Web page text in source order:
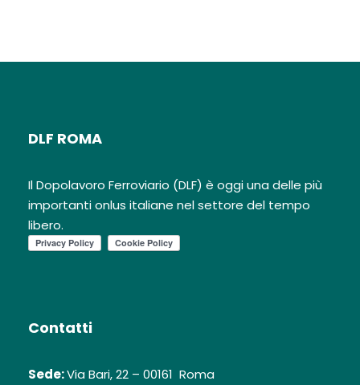
DLF ROMA
Il Dopolavoro Ferroviario (DLF) è oggi una delle più
importanti onlus italiane nel settore del tempo
libero.
Contatti
Sede:Via Bari, 22 – 00161 Roma